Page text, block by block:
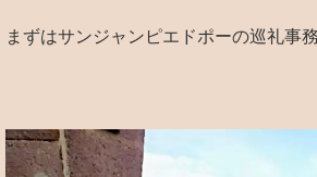
まずはサンジャンピエドポーの巡礼事務